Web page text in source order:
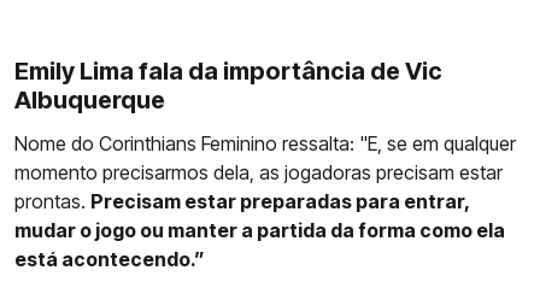
Emily Lima fala da importância de Vic
Albuquerque
Nome do Corinthians Feminino ressalta: "E, se em qualquer
momento precisarmos dela, as jogadoras precisam estar
prontas. Precisam estar preparadas para entrar,
mudar o jogo ou manter a partida da forma como ela
está acontecendo.”